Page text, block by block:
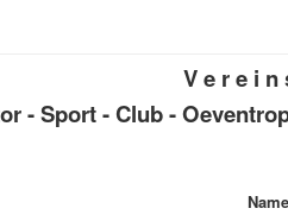
V e r e i n
- Sport - Club -